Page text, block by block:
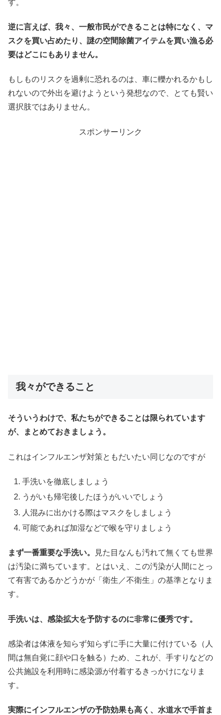
す。
逆に言えば、我々、一般市民ができることは特になく、マ
スクを買い占めたり、謎の空間除菌アイテムを買い漁る必
要はどこにもありません。
もしものリスクを過剰に恐れるのは、車に轢かれるかもし
れないので外出を避けようという発想なので、とても賢い
選択肢ではありません。
スポンサーリンク
我々ができること
そういうわけで、私たちができることは限られています
が、まとめておきましょう。
これはインフルエンザ対策ともだいたい同じなのですが
手洗いを徹底しましょう
うがいも帰宅後したほうがいいでしょう
人混みに出かける際はマスクをしましょう
可能であれば加湿などで喉を守りましょう
まず一番重要な手洗い。
見た目なんも汚れて無くても世界
は汚染に満ちています。とはいえ、この汚染が人間にとっ
て有害であるかどうかが「衛生／不衛生」の基準となりま
す。
手洗いは、感染拡大を予防するのに非常に優秀です。
感染者は体液を知らず知らずに手に大量に付けている（人
間は無自覚に顔や口を触る）ため、これが、手すりなどの
公共施設を利用時に感染源が付着するきっかけになりま
す。
実際にインフルエンザの予防効果も高く、水道水で手首ま